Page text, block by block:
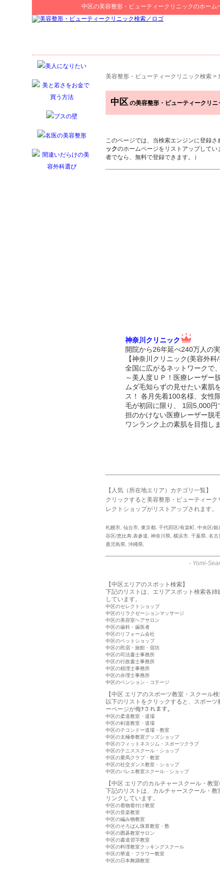
中区の美容整形・ビューティークリニックのホーム
美容整形・ビューティークリニック検索 >
中区 の美容整形・ビューティークリニ
このページでは、当検索エンジンに登録さ
ックのホームページをリストアップして
者でなら、無料で登録できます。）
神奈川クリニック
開院から26年延べ240万人の
【神奈川クリニック(美容外
全国に広がるネットワークで
～美人度ＵＰ！医療レーザー
ムダ毛知らずの見せたい素肌
ス！ 各月先着100名様、女性
毛が初回に限り、 1回5,000
担のかけない医療レーザー脱
ワンランク上の素肌を目指し
【人気（所在地エリア）カテゴリ一覧】
クリックすると美容整形・ビューティー
レクトショップがリストアップされます。
札幌市 仙台市 東京都 千代田区/有楽町 中央区/銀
谷区/恵比寿,表参道
神奈川県 横浜市 千葉県 名古
鹿児島県 沖縄県
- Yomi-
【中区エリアのスポット検索】
下記のリストは、エリアスポット検索各
しています。
中区のセレクトショップ
中区のリラクゼーションマッサージ
中区の美容室ヘアサロン
中区の歯科・歯医者
中区のリフォーム会社
中区のペットショップ
中区の民宿・旅館・宿坊
中区の司法書士事務所
中区の行政書士事務所
中区の税理士事務所
中区の弁理士事務所
中区のペンション・コテージ
【中区 エリアのスポーツ教室・スクール
以下のリストをクリックすると、スポー
ーページが侮ｦされます。
中区の柔道教室・道場
中区の剣道教室・道場
中区のテコンドー道場・教室
中区の太極拳教室グッズショップ
中区のフィットネスジム・スポーツクラブ
中区のテニススクール・ショップ
中区の乗馬クラブ・教室
中区の社交ダンス教室・ショップ
中区のバレエ教室スクール・ショップ
【中区 エリアのカルチャースクール・教
下記のリストは、カルチャースクール・
リンクしています。
中区の着物着付け教室
中区の音楽教室
中区の編み物教室
中区のそろばん珠算教室・塾
中区の囲碁教室サロン
中区の書道習字教室
中区の料理教室クッキングスクール
中区の華道・フラワー教室
中区の日本舞踊教室